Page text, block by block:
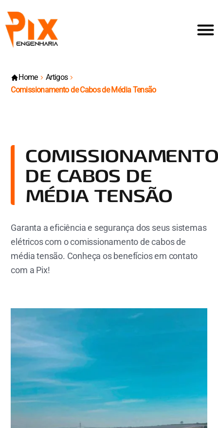
Home
Artigos
Comissionamento de Cabos de Média Tensão
DE CABOS DE
MÉDIA TENSÃO
Garanta a eficiência e segurança dos seus sistemas
elétricos com o comissionamento de cabos de
média tensão. Conheça os benefícios em contato
com a Pix!